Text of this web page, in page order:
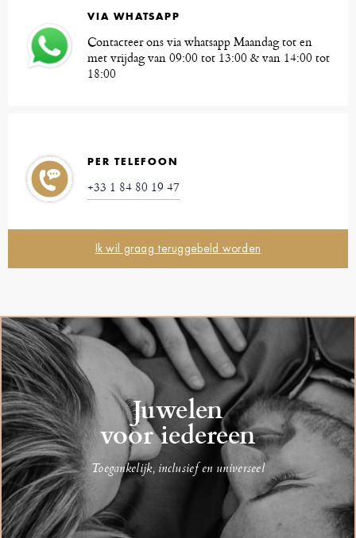
VIA WHATSAPP
Contacteer ons via whatsapp Maandag tot en
met vrijdag van 09:00 tot 13:00 & van 14:00 tot
18:00
PER TELEFOON
+33 1 84 80 19 47
Ik wil graag teruggebeld worden
Juwelen
voor iedereen
Toegankelijk, inclusief en universeel